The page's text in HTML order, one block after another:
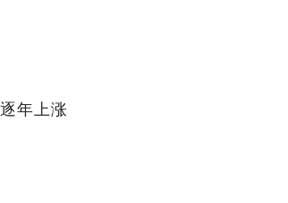
年上涨